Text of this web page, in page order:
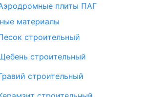
плиты ПАГ
материалы
строительный
строительный
строительный